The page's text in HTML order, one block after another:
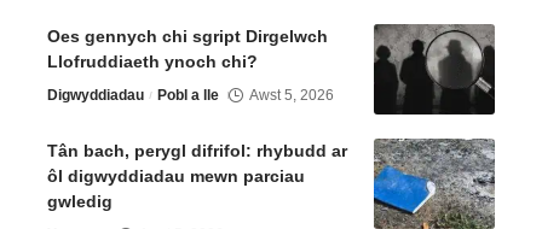
Oes gennych chi sgript Dirgelwch
Llofruddiaeth ynoch chi?
Digwyddiadau Pobl a lle Awst 5, 2026
Tân bach, perygl difrifol: rhybudd ar
ôl digwyddiadau mewn parciau
gwledig